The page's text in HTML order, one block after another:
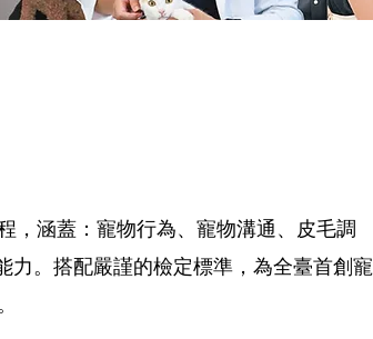
，涵蓋：寵物行為、寵物溝通、皮毛調
。搭配嚴謹的檢定標準，為全臺首創寵